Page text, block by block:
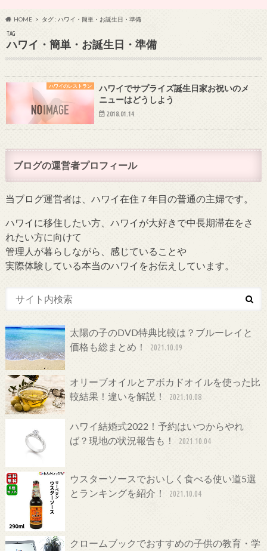
HOME タグ : ハワイ・簡単・お誕生日・準備
TAG
ハワイ・簡単・お誕生日・準備
ハワイのレストラン
ハワイでサプライズ誕生日家お祝いのメ
ニューはどうしよう
2018.01.14
ブログの運営者プロフィール
当ブログ運営者は、ハワイ在住７年目の普通の主婦です。
ハワイに移住したい方、ハワイが大好きで中長期滞在をさ
れたい方に向けて
管理人が暮らしながら、感じていることや
実際体験している本当のハワイをお伝えしています。
太陽の子のDVD特典比較は？ブルーレイと
価格も総まとめ！
2021.10.09
オリーブオイルとアボカドオイルを使った比
較結果！違いを解説！
2021.10.08
ハワイ結婚式2022！予約はいつからやれ
ば？現地の状況報告も！
2021.10.04
ウスターソースでおいしく食べる使い道5選
とランキングを紹介！
2021.10.04
クロームブックでおすすめの子供の教育・学